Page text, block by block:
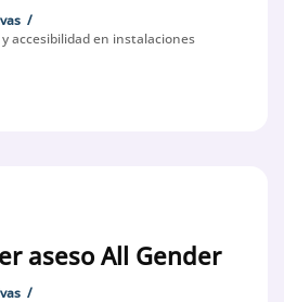
accesibilidad en instalaciones
aseso All Gender